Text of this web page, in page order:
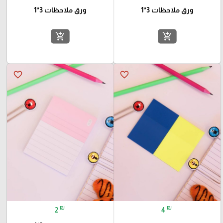
ورق ملاحظات 3*1
add_shopping_cart
ورق ملاحظات 3*1
add_shopping_cart
favorite_border
4 ₪
favorite_border
2 ₪